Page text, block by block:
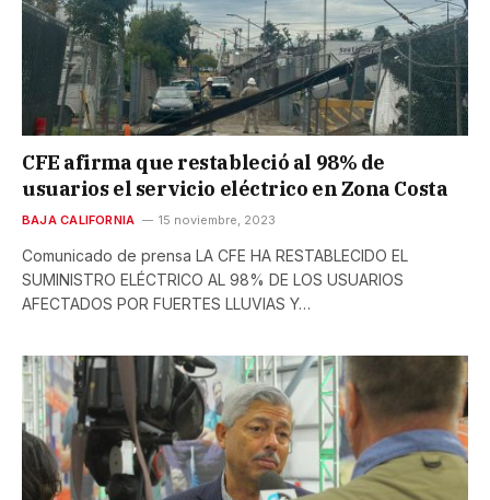
CFE afirma que restableció al 98% de
usuarios el servicio eléctrico en Zona Costa
BAJA CALIFORNIA 15 noviembre, 2023
Comunicado de prensa LA CFE HA RESTABLECIDO EL
SUMINISTRO ELÉCTRICO AL 98% DE LOS USUARIOS
AFECTADOS POR FUERTES LLUVIAS Y…